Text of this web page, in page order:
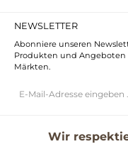
NEWSLETTER
Abonniere unseren
Produkten und Angeboten
Märkten.
Mail-
Wir